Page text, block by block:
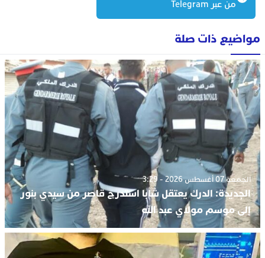
من عبر Telegram
مواضيع ذات صلة
الجمعة 07 أغسطس 2026 - 3:29
الجديدة: الدرك يعتقل شابا استدرج قاصر من سيدي بنور
إلى موسم مولاي عبد الله